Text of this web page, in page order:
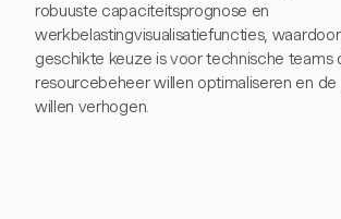
robuuste capaciteitsprognose en
werkbelastingvisualisatiefuncties,
geschikte keuze is voor technische teams
resourcebeheer willen optimaliseren en
willen verhogen.